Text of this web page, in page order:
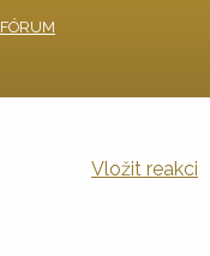
FÓRUM
Vložit reakci